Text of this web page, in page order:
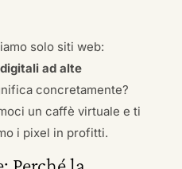
solo siti web:
ad alte
concretamente?
un caffè virtuale e ti
i pixel in profitti.